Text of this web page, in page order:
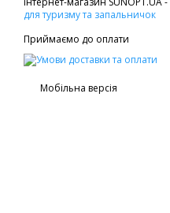
для туризму та запальничок
Приймаємо до оплати
Мобільна версія